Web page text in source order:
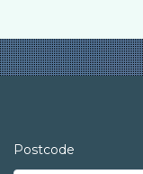
Postcode